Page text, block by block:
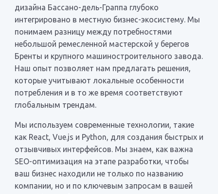
дизайна Бассано-дель-Граппа глубоко
интегрировано в местную бизнес-экосистему. Мы
понимаем разницу между потребностями
небольшой ремесленной мастерской у берегов
Бренты и крупного машиностроительного завода.
Наш опыт позволяет нам предлагать решения,
которые учитывают локальные особенности
потребления и в то же время соответствуют
глобальным трендам.
Мы используем современные технологии, такие
как React, Vue.js и Python, для создания быстрых и
отзывчивых интерфейсов. Мы знаем, как важна
SEO-оптимизация на этапе разработки, чтобы
ваш бизнес находили не только по названию
компании, но и по ключевым запросам в вашей